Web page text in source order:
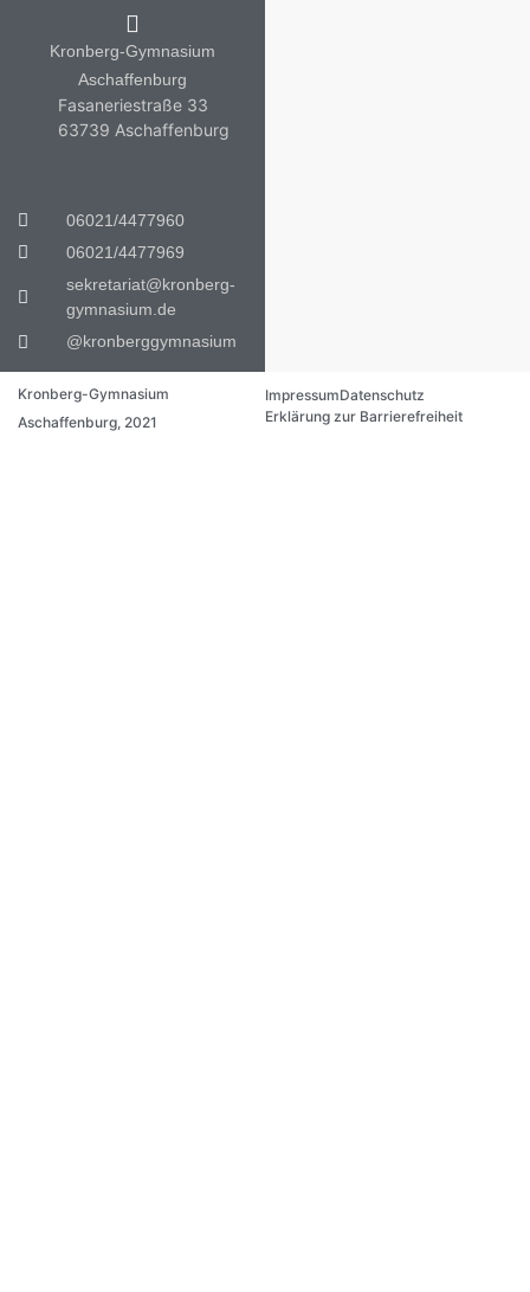
Kronberg-Gymnasium
Aschaffenburg
Fasaneriestraße 33
63739 Aschaffenburg
06021/4477960
06021/4477969
sekretariat@kronberg-
gymnasium.de
@kronberggymnasium
Kronberg-Gymnasium
Aschaffenburg, 2021
ImpressumDatenschutz
Erklärung zur Barrierefreiheit